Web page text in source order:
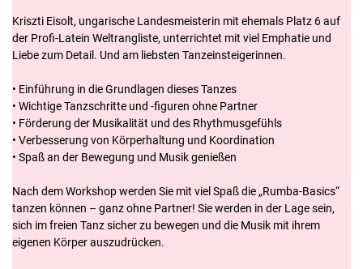
Kriszti Eisolt, ungarische Landesmeisterin mit ehemals Platz 6 auf
der Profi-Latein Weltrangliste, unterrichtet mit viel Emphatie und
Liebe zum Detail. Und am liebsten Tanzeinsteigerinnen.
• Einführung in die Grundlagen dieses Tanzes
• Wichtige Tanzschritte und -figuren ohne Partner
• Förderung der Musikalität und des Rhythmusgefühls
• Verbesserung von Körperhaltung und Koordination
• Spaß an der Bewegung und Musik genießen
Nach dem Workshop werden Sie mit viel Spaß die „Rumba-Basics“
tanzen können – ganz ohne Partner! Sie werden in der Lage sein,
sich im freien Tanz sicher zu bewegen und die Musik mit ihrem
eigenen Körper auszudrücken.